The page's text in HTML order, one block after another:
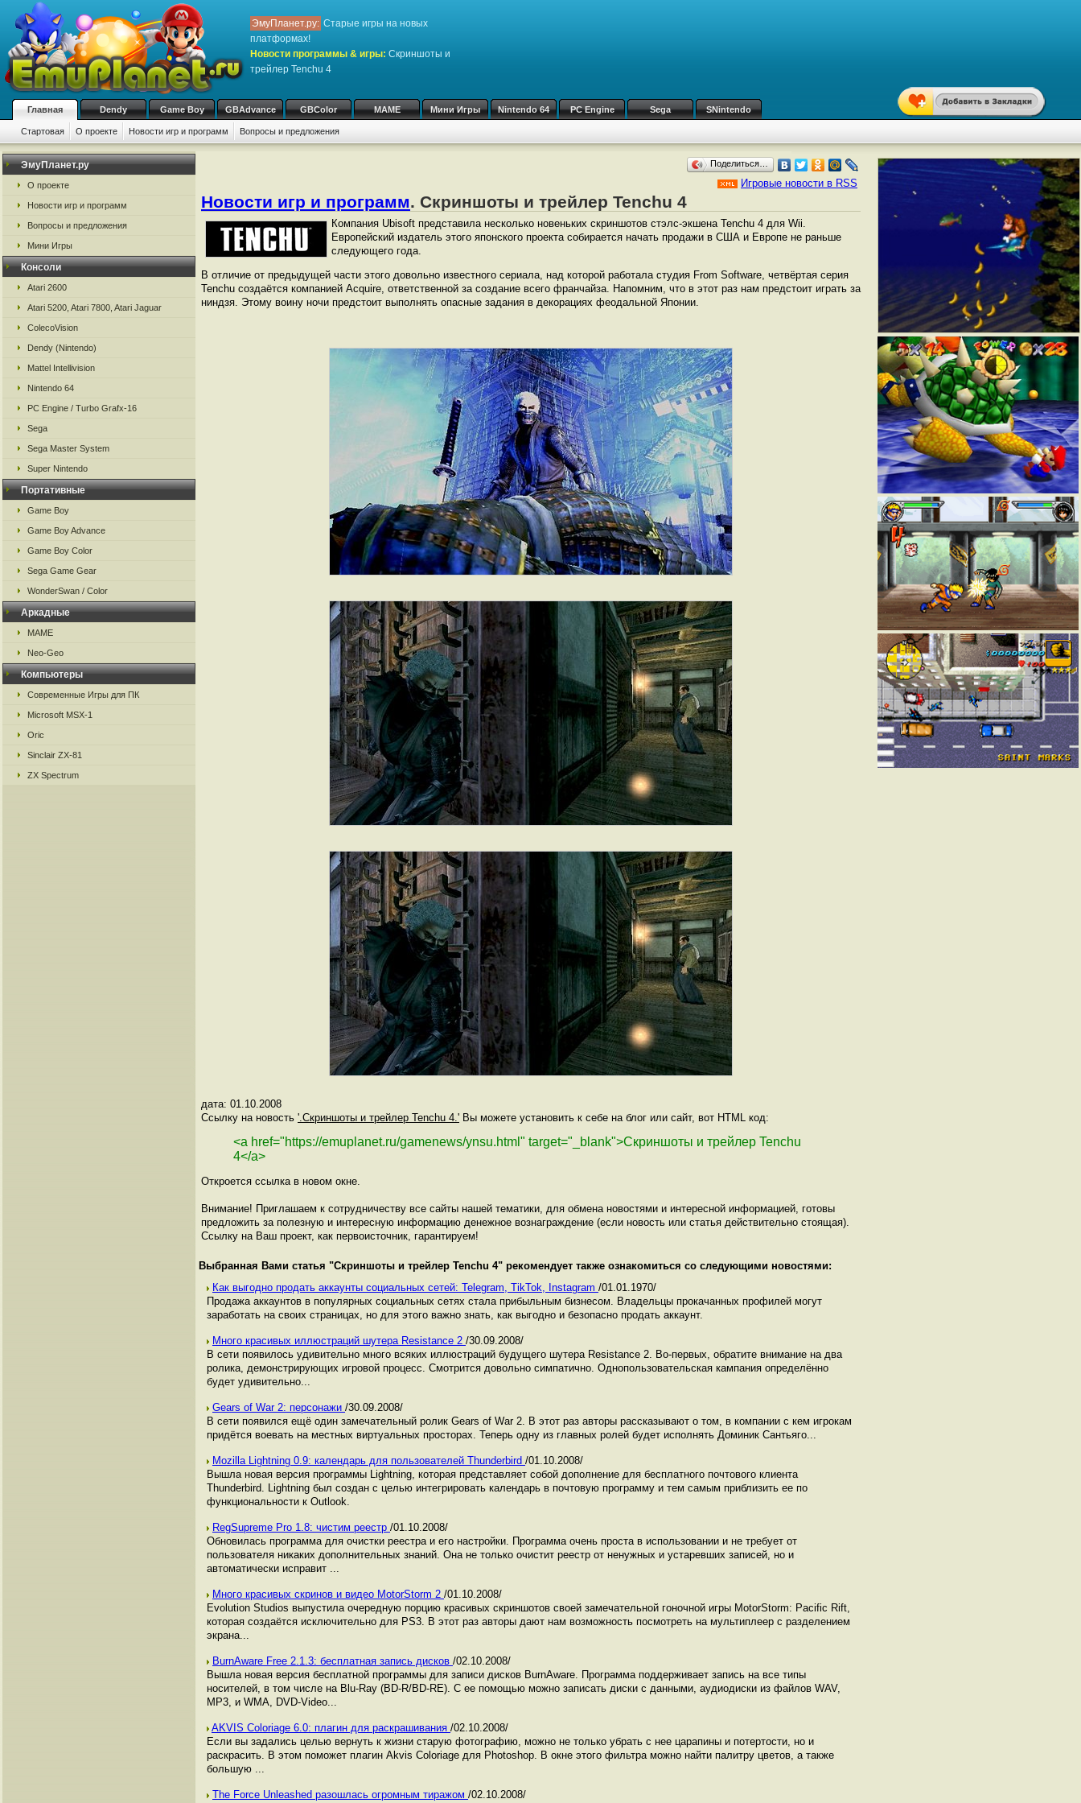
ЭмуПланет.ру: Старые игры на новых
платформах!
Новости программы & игры: Скриншоты и
трейлер Tenchu 4
Главная Dendy Game Boy GBAdvance GBColor MAME Мини Игры Nintendo 64 PC Engine Sega SNintendo
Стартовая О проекте Новости игр и программ Вопросы и предложения
ЭмуПланет.ру
О проекте
Новости игр и программ
Вопросы и предложения
Мини Игры
Консоли
Atari 2600
Atari 5200, Atari 7800, Atari Jaguar
ColecoVision
Dendy (Nintendo)
Mattel Intellivision
Nintendo 64
PC Engine / Turbo Grafx-16
Sega
Sega Master System
Super Nintendo
Портативные
Game Boy
Game Boy Advance
Game Boy Color
Sega Game Gear
WonderSwan / Color
Аркадные
MAME
Neo-Geo
Компьютеры
Современные Игры для ПК
Microsoft MSX-1
Oric
Sinclair ZX-81
ZX Spectrum
Поделиться…
Игровые новости в RSS
Новости игр и программ. Скриншоты и трейлер Tenchu 4
Компания Ubisoft представила несколько новеньких скриншотов стэлс-экшена Tenchu 4 для Wii.
Европейский издатель этого японского проекта собирается начать продажи в США и Европе не раньше
следующего года.
В отличие от предыдущей части этого довольно известного сериала, над которой работала студия From Software, четвёртая серия
Tenchu создаётся компанией Acquire, ответственной за создание всего франчайза. Напомним, что в этот раз нам предстоит играть за
ниндзя. Этому воину ночи предстоит выполнять опасные задания в декорациях феодальной Японии.
дата: 01.10.2008
Ссылку на новость '.Скриншоты и трейлер Tenchu 4.' Вы можете установить к себе на блог или сайт, вот HTML код:
<a href="https://emuplanet.ru/gamenews/ynsu.html" target="_blank">Скриншоты и трейлер Tenchu
4</a>
Откроется ссылка в новом окне.
Внимание! Приглашаем к сотрудничеству все сайты нашей тематики, для обмена новостями и интересной информацией, готовы
предложить за полезную и интересную информацию денежное вознаграждение (если новость или статья действительно стоящая).
Ссылку на Ваш проект, как первоисточник, гарантируем!
Выбранная Вами статья "Скриншоты и трейлер Tenchu 4" рекомендует также ознакомиться со следующими новостями:
Как выгодно продать аккаунты социальных сетей: Telegram, TikTok, Instagram /01.01.1970/
Продажа аккаунтов в популярных социальных сетях стала прибыльным бизнесом. Владельцы прокачанных профилей могут
заработать на своих страницах, но для этого важно знать, как выгодно и безопасно продать аккаунт.
Много красивых иллюстраций шутера Resistance 2 /30.09.2008/
В сети появилось удивительно много всяких иллюстраций будущего шутера Resistance 2. Во-первых, обратите внимание на два
ролика, демонстрирующих игровой процесс. Смотрится довольно симпатично. Однопользовательская кампания определённо
будет удивительно...
Gears of War 2: персонажи /30.09.2008/
В сети появился ещё один замечательный ролик Gears of War 2. В этот раз авторы рассказывают о том, в компании с кем игрокам
придётся воевать на местных виртуальных просторах. Теперь одну из главных ролей будет исполнять Доминик Сантьяго...
Mozilla Lightning 0.9: календарь для пользователей Thunderbird /01.10.2008/
Вышла новая версия программы Lightning, которая представляет собой дополнение для бесплатного почтового клиента
Thunderbird. Lightning был создан с целью интегрировать календарь в почтовую программу и тем самым приблизить ее по
функциональности к Outlook.
RegSupreme Pro 1.8: чистим реестр /01.10.2008/
Обновилась программа для очистки реестра и его настройки. Программа очень проста в использовании и не требует от
пользователя никаких дополнительных знаний. Она не только очистит реестр от ненужных и устаревших записей, но и
автоматически исправит ...
Много красивых скринов и видео MotorStorm 2 /01.10.2008/
Evolution Studios выпустила очередную порцию красивых скриншотов своей замечательной гоночной игры MotorStorm: Pacific Rift,
которая создаётся исключительно для PS3. В этот раз авторы дают нам возможность посмотреть на мультиплеер с разделением
экрана...
BurnAware Free 2.1.3: бесплатная запись дисков /02.10.2008/
Вышла новая версия бесплатной программы для записи дисков BurnAware. Программа поддерживает запись на все типы
носителей, в том числе на Blu-Ray (BD-R/BD-RE). С ее помощью можно записать диски с данными, аудиодиски из файлов WAV,
MP3, и WMA, DVD-Video...
AKVIS Coloriage 6.0: плагин для раскрашивания /02.10.2008/
Если вы задались целью вернуть к жизни старую фотографию, можно не только убрать с нее царапины и потертости, но и
раскрасить. В этом поможет плагин Akvis Coloriage для Photoshop. В окне этого фильтра можно найти палитру цветов, а также
большую ...
The Force Unleashed разошлась огромным тиражом /02.10.2008/